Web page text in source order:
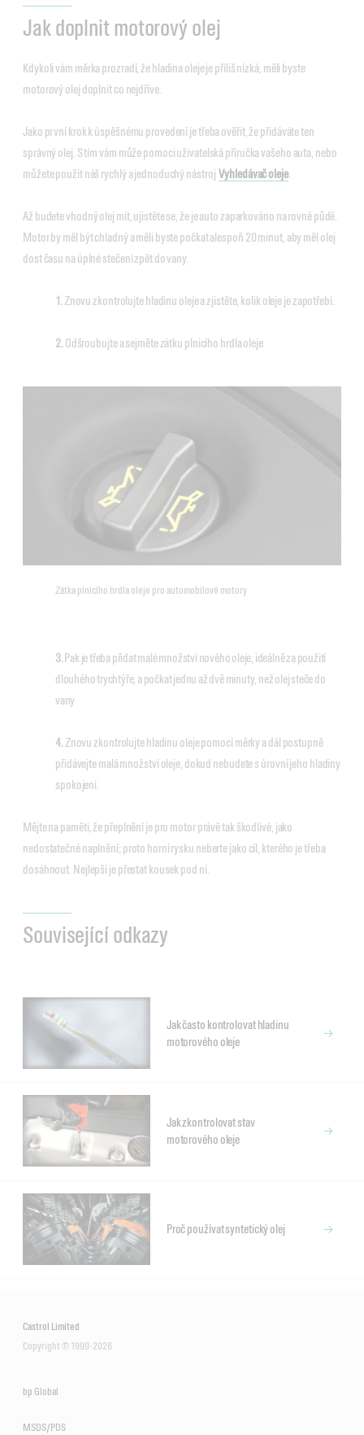
Jak doplnit motorový olej
Kdykoli vám měrka prozradí, že hladina oleje je příliš nízká, měli byste
motorový olej doplnit co nejdříve.
Jako první krok k úspěšnému provedení je třeba ověřit, že přidáváte ten
správný olej. S tím vám může pomoci uživatelská příručka vašeho auta, nebo
můžete použít náš rychlý a jednoduchý nástrojVyhledávač oleje.
Až budete vhodný olej mít, ujistěte se, že je auto zaparkováno na rovné půdě.
Motor by měl být chladný a měli byste počkat alespoň 20 minut, aby měl olej
dost času na úplné stečení zpět do vany.
1. Znovu zkontrolujte hladinu oleje a zjistěte, kolik oleje je zapotřebí.
2. Odšroubujte a sejměte zátku plnicího hrdla oleje
Zátka plnicího hrdla oleje pro automobilové motory
3.Pak je třeba přidat malé množství nového oleje, ideálně za použití
dlouhého trychtýře, a počkat jednu až dvě minuty, než olej steče do
vany
4. Znovu zkontrolujte hladinu oleje pomocí měrky a dál postupně
přidávejte malá množství oleje, dokud nebudete s úrovní jeho hladiny
spokojeni.
Mějte na paměti, že přeplnění je pro motor právě tak škodlivé, jako
nedostatečné naplnění; proto horní rysku neberte jako cíl, kterého je třeba
dosáhnout. Nejlepší je přestat kousek pod ní.
Související odkazy
Jak často kontrolovat hladinu
motorového oleje
Jak zkontrolovat stav
motorového oleje
Proč používat syntetický olej
Castrol Limited
Copyright © 1999-2026
bp Global
MSDS/PDS